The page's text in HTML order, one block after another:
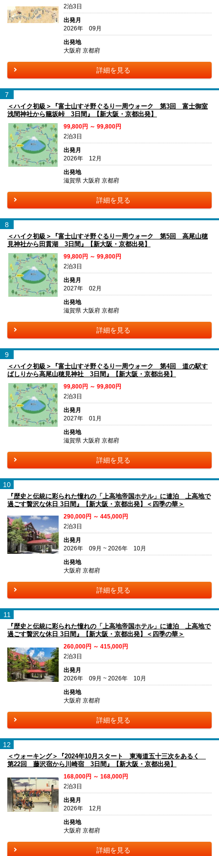
2泊3日
出発月
2026年 09月
出発地
大阪府 京都府
詳細を見る
7
＜ハイク初級＞『富士山すそ野ぐるり一周ウォーク 第3回 富士御室
浅間神社から籠坂峠 3日間』【新大阪・京都出発】
99,800円 ～ 99,800円
2泊3日
出発月
2026年 12月
出発地
滋賀県 大阪府 京都府
詳細を見る
8
＜ハイク初級＞『富士山すそ野ぐるり一周ウォーク 第5回 高尾山穂
見神社から田貫湖 3日間』【新大阪・京都出発】
99,800円 ～ 99,800円
2泊3日
出発月
2027年 02月
出発地
滋賀県 大阪府 京都府
詳細を見る
9
＜ハイク初級＞『富士山すそ野ぐるり一周ウォーク 第4回 道の駅す
ばしりから高尾山穂見神社 3日間』【新大阪・京都出発】
99,800円 ～ 99,800円
2泊3日
出発月
2027年 01月
出発地
滋賀県 大阪府 京都府
詳細を見る
10
『歴史と伝統に彩られた憧れの「上高地帝国ホテル」に連泊 上高地で
過ごす贅沢な休日 3日間』【新大阪・京都出発】＜四季の華＞
290,000円 ～ 445,000円
2泊3日
出発月
2026年 09月 ~ 2026年 10月
出発地
大阪府 京都府
詳細を見る
11
『歴史と伝統に彩られた憧れの「上高地帝国ホテル」に連泊 上高地で
過ごす贅沢な休日 3日間』【新大阪・京都出発】＜四季の華＞
260,000円 ～ 415,000円
2泊3日
出発月
2026年 09月 ~ 2026年 10月
出発地
大阪府 京都府
詳細を見る
12
＜ウォーキング＞『2024年10月スタート 東海道五十三次をあるく
第22回 藤沢宿から川崎宿 3日間』【新大阪・京都出発】
168,000円 ～ 168,000円
2泊3日
出発月
2026年 12月
出発地
大阪府 京都府
詳細を見る